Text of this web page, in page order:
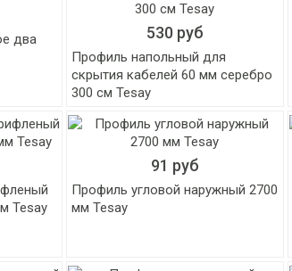
два
530 руб
Профиль напольный для
скрытия кабелей 60 мм серебро
300 см Tesay
Tesay
91 руб
Профиль угловой наружный 2700
мм Tesay